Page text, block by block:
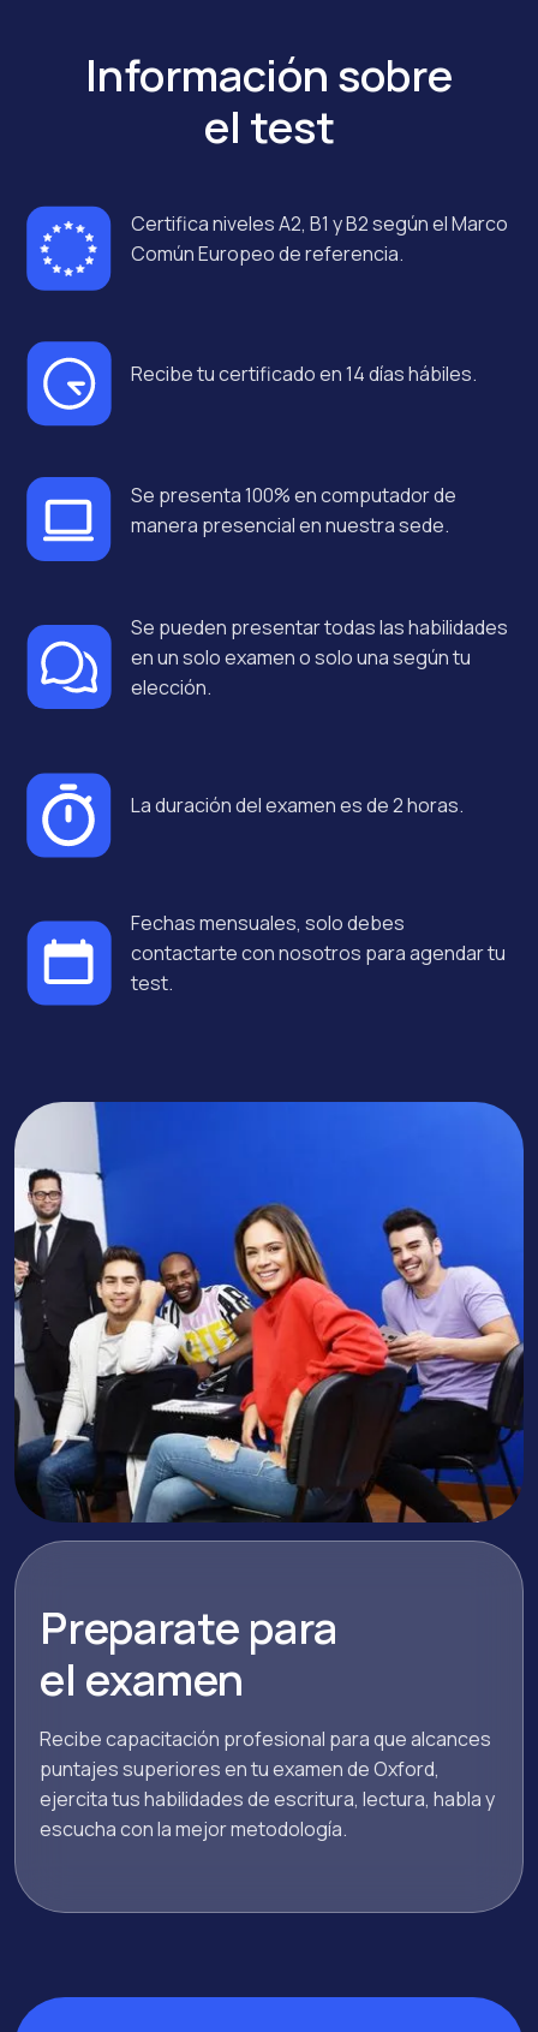
Información sobre
el test
Certifica niveles A2, B1 y B2 según el Marco
Común Europeo de referencia.
Recibe tu certificado en 14 días hábiles.
Se presenta 100% en computador de
manera presencial en nuestra sede.
Se pueden presentar todas las habilidades
en un solo examen o solo una según tu
elección.
La duración del examen es de 2 horas.
Fechas mensuales, solo debes
contactarte con nosotros para agendar tu
test.
Preparate para
el examen
Recibe capacitación profesional para que alcances
puntajes superiores en tu examen de Oxford,
ejercita tus habilidades de escritura, lectura, habla y
escucha con la mejor metodología.